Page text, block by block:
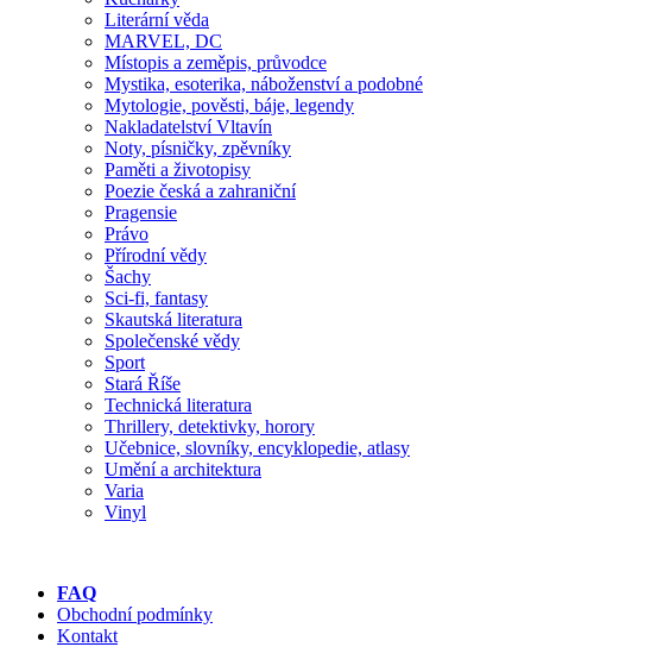
Literární věda
MARVEL, DC
Místopis a zeměpis, průvodce
Mystika, esoterika, náboženství a podobné
Mytologie, pověsti, báje, legendy
Nakladatelství Vltavín
Noty, písničky, zpěvníky
Paměti a životopisy
Poezie česká a zahraniční
Pragensie
Právo
Přírodní vědy
Šachy
Sci-fi, fantasy
Skautská literatura
Společenské vědy
Sport
Stará Říše
Technická literatura
Thrillery, detektivky, horory
Učebnice, slovníky, encyklopedie, atlasy
Umění a architektura
Varia
Vinyl
FAQ
Obchodní podmínky
Kontakt